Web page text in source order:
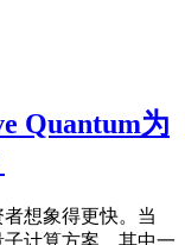
Quantum为
想象得更快。当